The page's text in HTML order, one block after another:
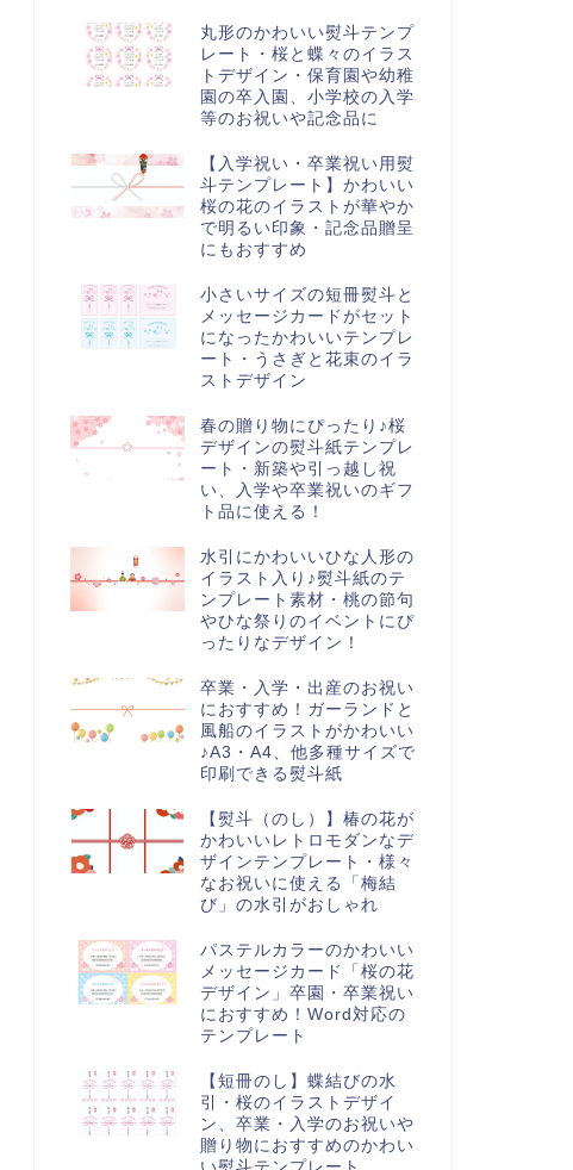
2025年・令和7年用のカレンダー
(縦型)12月・シンプル＆おしゃれ
なイラストデザイ...
カレンダー！ゴールデンウィー
ク中の休業日や営業日の...
丸形のかわいい熨斗テンプ
レート・桜と蝶々のイラス
トデザイン・保育園や幼稚
園の卒入園、小学校の入学
等のお祝いや記念品に
【入学祝い・卒業祝い用熨
斗テンプレート】かわいい
桜の花のイラストが華やか
で明るい印象・記念品贈呈
にもおすすめ
小さいサイズの短冊熨斗と
メッセージカードがセット
になったかわいいテンプレ
ート・うさぎと花束のイラ
ストデザイン
春の贈り物にぴったり♪桜
デザインの熨斗紙テンプレ
ート・新築や引っ越し祝
い、入学や卒業祝いのギフ
ト品に使える！
水引にかわいいひな人形の
イラスト入り♪熨斗紙のテ
ンプレート素材・桃の節句
やひな祭りのイベントにぴ
ったりなデザイン！
卒業・入学・出産のお祝い
におすすめ！ガーランドと
風船のイラストがかわいい
♪A3・A4、他多種サイズで
印刷できる熨斗紙
【熨斗（のし）】椿の花が
かわいいレトロモダンなデ
ザインテンプレート・様々
なお祝いに使える「梅結
び」の水引がおしゃれ
パステルカラーのかわいい
メッセージカード「桜の花
デザイン」卒園・卒業祝い
におすすめ！Word対応の
テンプレート
【短冊のし】蝶結びの水
引・桜のイラストデザイ
ン、卒業・入学のお祝いや
贈り物におすすめのかわい